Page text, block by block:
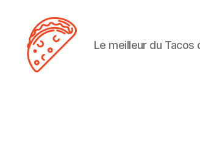
Le meilleur du